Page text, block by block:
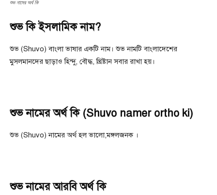
শুভ নামের অর্থ কি
শুভ কি ইসলামিক নাম?
শুভ (Shuvo) বাংলা ভাষার একটি নাম। শুভ নামটি বাংলাদেশের
মুসলমানদের ছাড়াও হিন্দু, বৌদ্ধ, খ্রিষ্টান সবার রাখা হয়।
শুভ নামের অর্থ কি (Shuvo namer ortho ki)
শুভ (Shuvo) নামের অর্থ হল ভালো,মঙ্গলজনক ।
শুভ নামের আরবি অর্থ কি